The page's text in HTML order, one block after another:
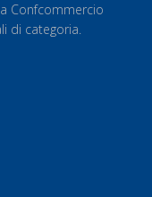
Confcommercio
di categoria.